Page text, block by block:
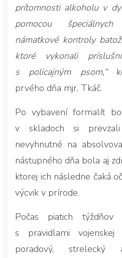
prítomnosti alkoholu v
pomocou
námatkové kontroly
ktoré vykonali
s policajným psom,“
prvého dňa mjr. Tkáč.
Po vybavení formalít
v skladoch si prevzali
nevyhnutné na
nástupného dňa bola aj
ktorej ich následne čaká
výcvik v prírode.
Počas piatich týždňov
s pravidlami
poradový, strelecký